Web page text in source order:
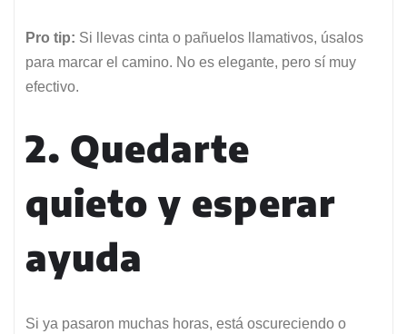
Pro tip: Si llevas cinta o pañuelos llamativos, úsalos
para marcar el camino. No es elegante, pero sí muy
efectivo.
2. Quedarte
quieto y esperar
ayuda
Si ya pasaron muchas horas, está oscureciendo o